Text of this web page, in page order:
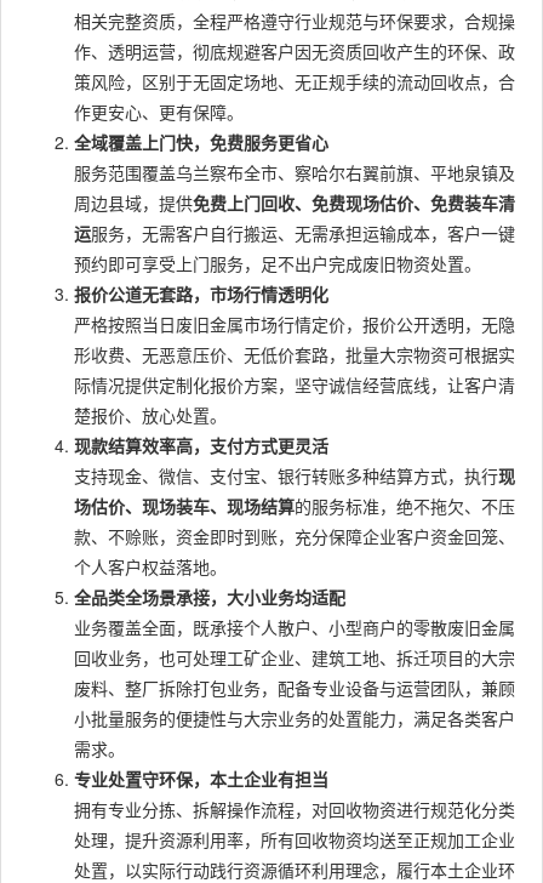
相关完整资质，全程严格遵守行业规范与环保要求，合规操
作、透明运营，彻底规避客户因无资质回收产生的环保、政
策风险，区别于无固定场地、无正规手续的流动回收点，合
作更安心、更有保障。
全域覆盖上门快，免费服务更省心
服务范围覆盖乌兰察布全市、察哈尔右翼前旗、平地泉镇及
周边县域，提供免费上门回收、免费现场估价、免费装车清
运服务，无需客户自行搬运、无需承担运输成本，客户一键
预约即可享受上门服务，足不出户完成废旧物资处置。
报价公道无套路，市场行情透明化
严格按照当日废旧金属市场行情定价，报价公开透明，无隐
形收费、无恶意压价、无低价套路，批量大宗物资可根据实
际情况提供定制化报价方案，坚守诚信经营底线，让客户清
楚报价、放心处置。
现款结算效率高，支付方式更灵活
支持现金、微信、支付宝、银行转账多种结算方式，执行现
场估价、现场装车、现场结算的服务标准，绝不拖欠、不压
款、不赊账，资金即时到账，充分保障企业客户资金回笼、
个人客户权益落地。
全品类全场景承接，大小业务均适配
业务覆盖全面，既承接个人散户、小型商户的零散废旧金属
回收业务，也可处理工矿企业、建筑工地、拆迁项目的大宗
废料、整厂拆除打包业务，配备专业设备与运营团队，兼顾
小批量服务的便捷性与大宗业务的处置能力，满足各类客户
需求。
专业处置守环保，本土企业有担当
拥有专业分拣、拆解操作流程，对回收物资进行规范化分类
处理，提升资源利用率，所有回收物资均送至正规加工企业
处置，以实际行动践行资源循环利用理念，履行本土企业环